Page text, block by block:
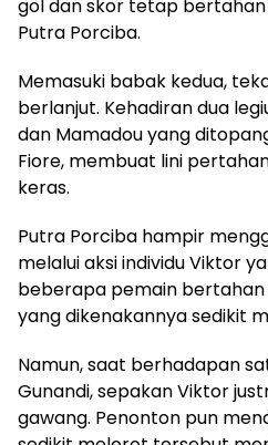
gol dan skor tetap bertahan
Putra Porciba.
Memasuki babak kedua,
berlanjut. Kehadiran dua
dan Mamadou yang
Fiore, membuat lini
keras.
Putra Porciba hampir
melalui aksi individu Viktor
beberapa pemain
yang dikenakannya sedikit
Namun, saat berhadapan
Gunandi, sepakan Viktor
gawang. Penonton pun